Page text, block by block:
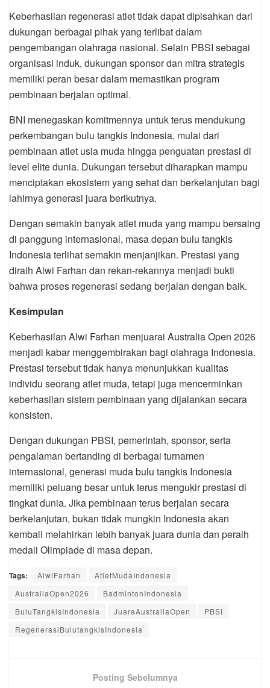
Keberhasilan regenerasi atlet tidak dapat dipisahkan dari
dukungan berbagai pihak yang terlibat dalam
pengembangan olahraga nasional. Selain PBSI sebagai
organisasi induk, dukungan sponsor dan mitra strategis
memiliki peran besar dalam memastikan program
pembinaan berjalan optimal.
BNI menegaskan komitmennya untuk terus mendukung
perkembangan bulu tangkis Indonesia, mulai dari
pembinaan atlet usia muda hingga penguatan prestasi di
level elite dunia. Dukungan tersebut diharapkan mampu
menciptakan ekosistem yang sehat dan berkelanjutan bagi
lahirnya generasi juara berikutnya.
Dengan semakin banyak atlet muda yang mampu bersaing
di panggung internasional, masa depan bulu tangkis
Indonesia terlihat semakin menjanjikan. Prestasi yang
diraih Alwi Farhan dan rekan-rekannya menjadi bukti
bahwa proses regenerasi sedang berjalan dengan baik.
Kesimpulan
Keberhasilan Alwi Farhan menjuarai Australia Open 2026
menjadi kabar menggembirakan bagi olahraga Indonesia.
Prestasi tersebut tidak hanya menunjukkan kualitas
individu seorang atlet muda, tetapi juga mencerminkan
keberhasilan sistem pembinaan yang dijalankan secara
konsisten.
Dengan dukungan PBSI, pemerintah, sponsor, serta
pengalaman bertanding di berbagai turnamen
internasional, generasi muda bulu tangkis Indonesia
memiliki peluang besar untuk terus mengukir prestasi di
tingkat dunia. Jika pembinaan terus berjalan secara
berkelanjutan, bukan tidak mungkin Indonesia akan
kembali melahirkan lebih banyak juara dunia dan peraih
medali Olimpiade di masa depan.
Tags: AlwiFarhan
AtletMudaIndonesia
AustraliaOpen2026
BadmintonIndonesia
BuluTangkisIndonesia
JuaraAustraliaOpen
PBSI
RegenerasiBulutangkisIndonesia
Posting Sebelumnya